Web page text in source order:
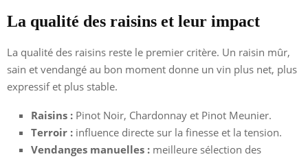
La qualité des raisins et leur impact
La qualité des raisins reste le premier critère. Un raisin mûr,
sain et vendangé au bon moment donne un vin plus net, plus
expressif et plus stable.
Raisins : Pinot Noir, Chardonnay et Pinot Meunier.
Terroir : influence directe sur la finesse et la tension.
Vendanges manuelles : meilleure sélection des